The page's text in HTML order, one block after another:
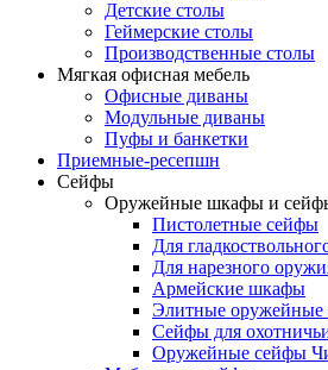
Детские столы
Геймерские столы
Производственные столы
Мягкая офисная мебель
Офисные диваны
Модульные диваны
Пуфы и банкетки
Приемные-ресепшн
Сейфы
Оружейные шкафы и
Пистолетные сейфы
Для
Для нарезного
Армейские шкафы
Элитные оружейные
Сейфы для
Оружейные сейфы